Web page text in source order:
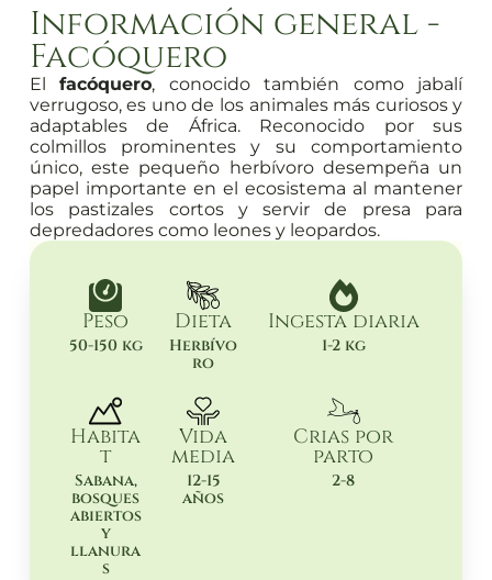
Información general -
Facóquero
Elfacóquero, conocido también como jabalí
verrugoso, es uno de los animales más curiosos y
adaptables de África. Reconocido por sus
colmillos prominentes y su comportamiento
único, este pequeño herbívoro desempeña un
papel importante en el ecosistema al mantener
los pastizales cortos y servir de presa para
depredadores como leones y leopardos.
Peso
50-150 kg
Dieta
Herbívo
ro
Ingesta diaria
1-2 kg
Habita
t
Sabana,
bosques
abiertos
y
llanura
s
Vida
media
12-15
años
Crias por
parto
2-8